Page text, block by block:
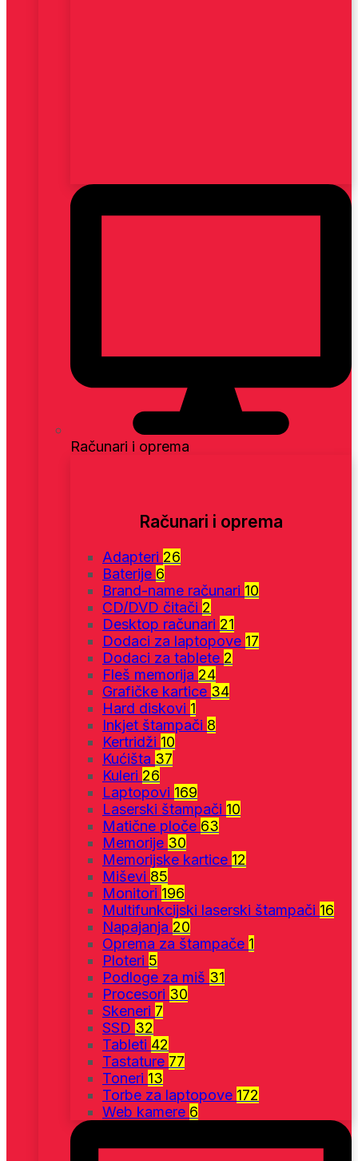
Računari i oprema
Računari i oprema
Adapteri 26
Baterije 6
Brand-name računari 10
CD/DVD čitači 2
Desktop računari 21
Dodaci za laptopove 17
Dodaci za tablete 2
Fleš memorija 24
Grafičke kartice 34
Hard diskovi 1
Inkjet štampači 8
Kertridži 10
Kućišta 37
Kuleri 26
Laptopovi 169
Laserski štampači 10
Matične ploče 63
Memorije 30
Memorijske kartice 12
Miševi 85
Monitori 196
Multifunkcijski laserski štampači 16
Napajanja 20
Oprema za štampače 1
Ploteri 5
Podloge za miš 31
Procesori 30
Skeneri 7
SSD 32
Tableti 42
Tastature 77
Toneri 13
Torbe za laptopove 172
Web kamere 6